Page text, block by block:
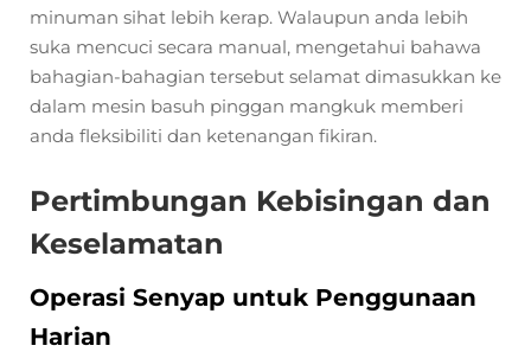
minuman sihat lebih kerap. Walaupun anda lebih
suka mencuci secara manual, mengetahui bahawa
bahagian-bahagian tersebut selamat dimasukkan ke
dalam mesin basuh pinggan mangkuk memberi
anda fleksibiliti dan ketenangan fikiran.
Pertimbungan Kebisingan dan
Keselamatan
Operasi Senyap untuk Penggunaan
Harian